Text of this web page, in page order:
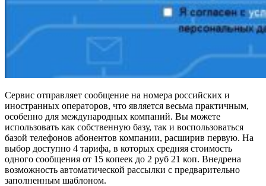
Сервис отправляет сообщение на номера российских и
иностранных операторов, что является весьма практичным,
особенно для международных компаний. Вы можете
использовать как собственную базу, так и воспользоваться
базой телефонов абонентов компании, расширив первую. На
выбор доступно 4 тарифа, в которых средняя стоимость
одного сообщения от 15 копеек до 2 руб 21 коп. Внедрена
возможность автоматической рассылки с предварительно
заполненным шаблоном.